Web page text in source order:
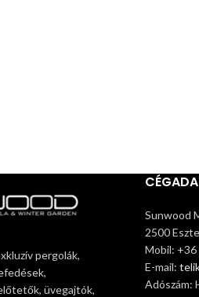
pergolák,
üvegajtók,
Sunwood
2500
Mobil:
E-mail:
Adószám: